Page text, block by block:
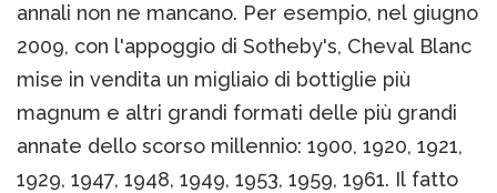
annali non ne mancano. Per esempio, nel giugno
2009, con l'appoggio di Sotheby's, Cheval Blanc
mise in vendita un migliaio di bottiglie più
magnum e altri grandi formati delle più grandi
annate dello scorso millennio: 1900, 1920, 1921,
1929, 1947, 1948, 1949, 1953, 1959, 1961. Il fatto